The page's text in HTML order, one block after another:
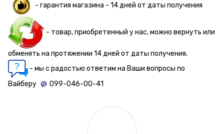
- гарантия магазина - 14 дней от даты получения
- товар, приобретенный у нас, можно вернуть или
обменять на протяжении 14 дней от даты получения.
- мы с радостью ответим на Ваши вопросы по
Вайберу
099-046-00-41